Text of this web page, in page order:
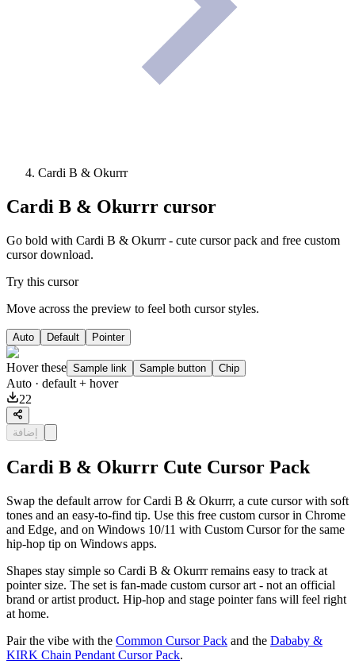
Cardi B & Okurrr
Cardi B & Okurrr cursor
Go bold with Cardi B & Okurrr - cute cursor pack and free custom
cursor download.
Try this cursor
Move across the preview to feel both cursor styles.
Auto Default Pointer
Hover these Sample link Sample button Chip
Auto · default + hover
22
إضافة
Cardi B & Okurrr Cute Cursor Pack
Swap the default arrow for Cardi B & Okurrr, a cute cursor with soft
tones and an easy-to-find tip. Use this free custom cursor in Chrome
and Edge, and on Windows 10/11 with Custom Cursor for the same
hip-hop tip on Windows apps.
Shapes stay simple so Cardi B & Okurrr remains easy to track at
pointer size. The set is fan-made custom cursor art - not an official
brand or artist product. Hip-hop and stage pointer fans will feel right
at home.
Pair the vibe with the Common Cursor Pack and the Dababy &
KIRK Chain Pendant Cursor Pack.